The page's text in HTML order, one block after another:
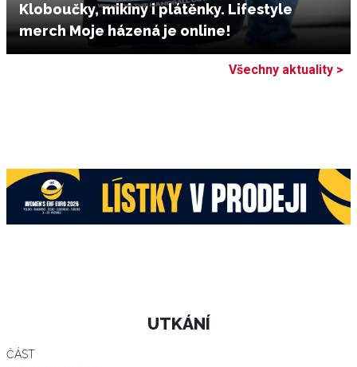
Kloboučky, mikiny i plátěnky. Lifestyle
merch Moje házená je online!
Všechny aktuality >
UTKÁNÍ
ČÁST